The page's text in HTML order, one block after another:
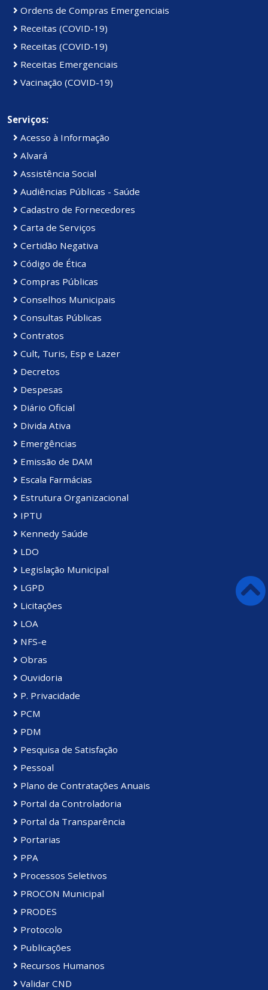
Ordens de Compras Emergenciais
Receitas (COVID-19)
Receitas (COVID-19)
Receitas Emergenciais
Vacinação (COVID-19)
Serviços:
Acesso à Informação
Alvará
Assistência Social
Audiências Públicas - Saúde
Cadastro de Fornecedores
Carta de Serviços
Certidão Negativa
Código de Ética
Compras Públicas
Conselhos Municipais
Consultas Públicas
Contratos
Cult, Turis, Esp e Lazer
Decretos
Despesas
Diário Oficial
Divida Ativa
Emergências
Emissão de DAM
Escala Farmácias
Estrutura Organizacional
IPTU
Kennedy Saúde
LDO
Legislação Municipal
LGPD
Licitações
LOA
NFS-e
Obras
Ouvidoria
P. Privacidade
PCM
PDM
Pesquisa de Satisfação
Pessoal
Plano de Contratações Anuais
Portal da Controladoria
Portal da Transparência
Portarias
PPA
Processos Seletivos
PROCON Municipal
PRODES
Protocolo
Publicações
Recursos Humanos
Validar CND